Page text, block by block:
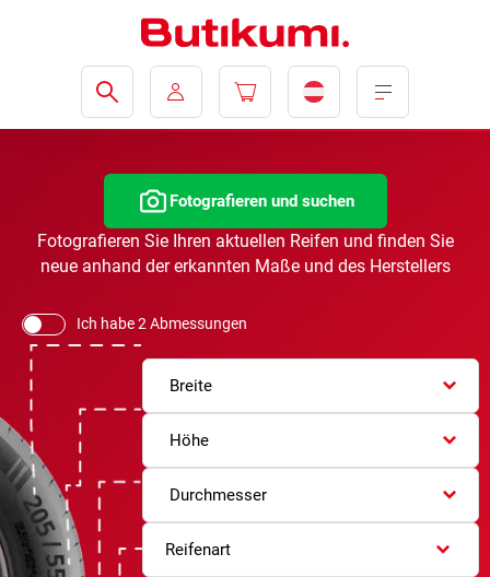
Fotografieren und suchen
Fotografieren Sie Ihren aktuellen Reifen und finden Sie
neue anhand der erkannten Maße und des Herstellers
Ich habe 2 Abmessungen
Breite
Höhe
Durchmesser
Reifenart